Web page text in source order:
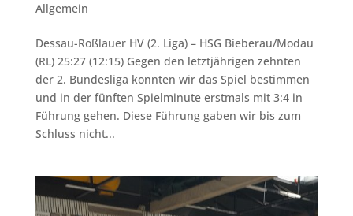
Allgemein
Dessau-Roßlauer HV (2. Liga) – HSG Bieberau/Modau
(RL) 25:27 (12:15) Gegen den letztjährigen zehnten
der 2. Bundesliga konnten wir das Spiel bestimmen
und in der fünften Spielminute erstmals mit 3:4 in
Führung gehen. Diese Führung gaben wir bis zum
Schluss nicht...